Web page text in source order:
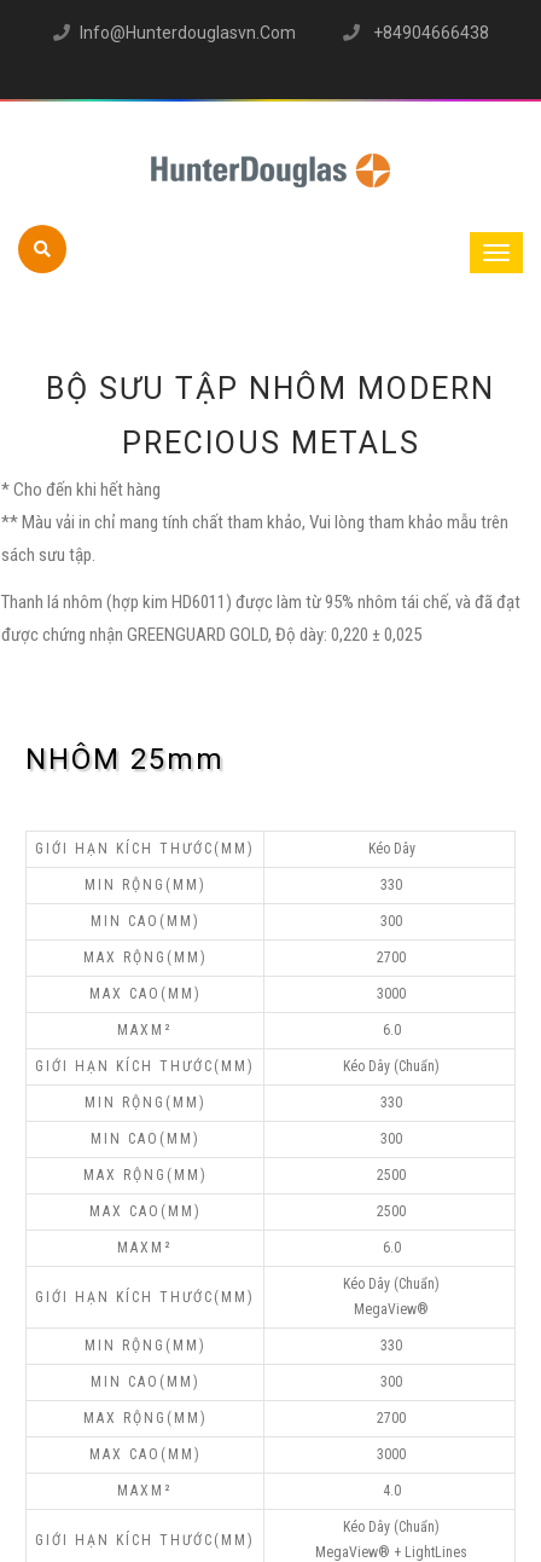
Info@hunterdouglasvn.com +84904666438
BỘ SƯU TẬP NHÔM MODERN
PRECIOUS METALS
* Cho đến khi hết hàng
** Màu vải in chỉ mang tính chất tham khảo, Vui lòng tham khảo mẫu trên
sách sưu tập.
Thanh lá nhôm (hợp kim HD6011) được làm từ 95% nhôm tái chế, và đã đạt
được chứng nhận GREENGUARD GOLD, Độ dày: 0,220 ± 0,025
NHÔM 25mm
Kéo Dây
330
300
2700
3000
6.0
Kéo Dây (Chuẩn)
330
300
2500
2500
6.0
Kéo Dây (Chuẩn)
MegaView®
330
300
2700
3000
4.0
Kéo Dây (Chuẩn)
MegaView® + LightLines